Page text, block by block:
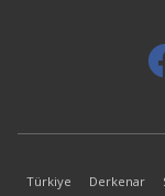
Türkiye Derkenar